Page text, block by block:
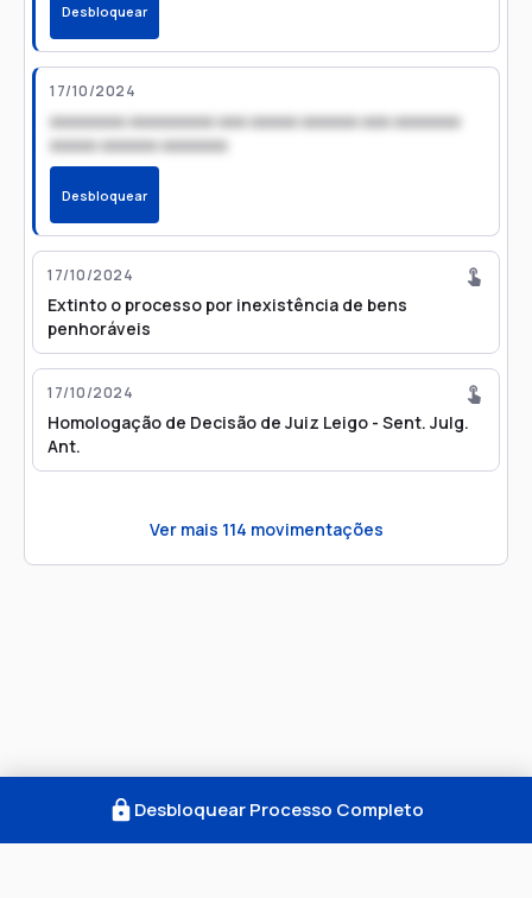
Desbloquear
17/10/2024
xxxxxxxx xxxxxxxxx xxx xxxxx xxxxxx xxx xxxxxxx
xxxxx xxxxxx xxxxxxx
Desbloquear
17/10/2024
Extinto o processo por inexistência de bens
penhoráveis
17/10/2024
Homologação de Decisão de Juiz Leigo - Sent. Julg.
Ant.
Ver mais 114 movimentações
Desbloquear Processo Completo